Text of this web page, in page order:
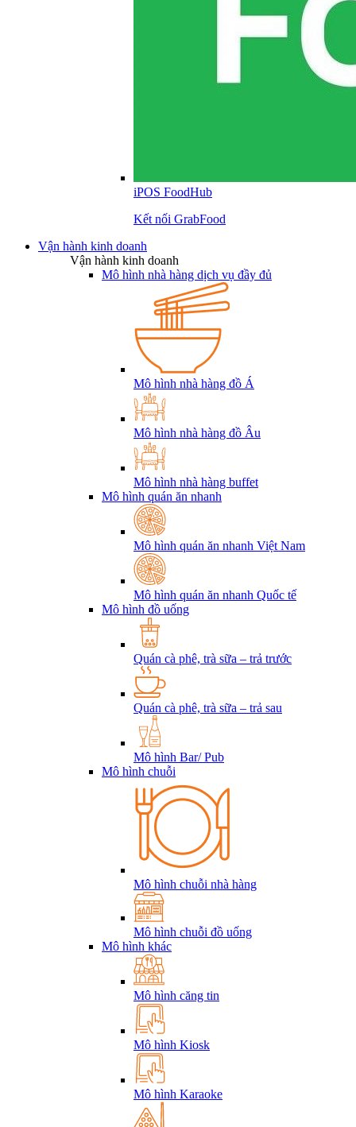
iPOS FoodHub
Kết nối GrabFood
Vận hành kinh doanh
Vận hành kinh doanh
Mô hình nhà hàng dịch vụ đầy đủ
Mô hình nhà hàng đồ Á
Mô hình nhà hàng đồ Âu
Mô hình nhà hàng buffet
Mô hình quán ăn nhanh
Mô hình quán ăn nhanh Việt Nam
Mô hình quán ăn nhanh Quốc tế
Mô hình đồ uống
Quán cà phê, trà sữa – trả trước
Quán cà phê, trà sữa – trả sau
Mô hình Bar/ Pub
Mô hình chuỗi
Mô hình chuỗi nhà hàng
Mô hình chuỗi đồ uống
Mô hình khác
Mô hình căng tin
Mô hình Kiosk
Mô hình Karaoke